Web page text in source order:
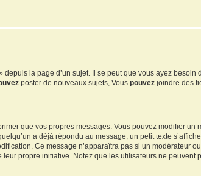
la page d’un sujet. Il se peut que vous ayez besoin
poster de nouveaux sujets, Vouspouvez joindre des
que vos propres messages. Vous pouvez modifier
a déjà répondu au message, un petit texte
Ce message n’apparaîtra pas si un modérateur
propre initiative. Notez que les utilisateurs ne peuvent